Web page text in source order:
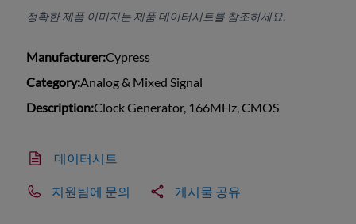
정확한 제품 이미지는 제품 데이터시트를 참조하세요.
Manufacturer:Cypress
Category:Analog & Mixed Signal
Description:Clock Generator, 166MHz, CMOS
데이터시트
지원팀에 문의 게시물 공유